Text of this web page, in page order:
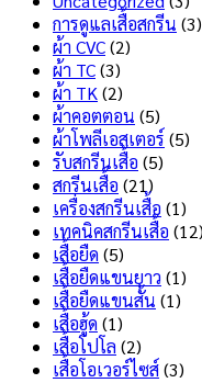
การดูแลเสื้อสกรีน (3)
ผ้า CVC(2)
ผ้า TC(3)
ผ้า TK (2)
ผ้าคอตตอน (5)
ผ้าโพลีเอสเตอร์ (5)
รับสกรีนเสื้อ (5)
สกรีนเสื้อ (21)
เครื่องสกรีนเสื้อ (1)
เทคนิคสกรีนเสื้อ (12)
เสื้อยืด (5)
เสื้อยืดแขนยาว (1)
เสื้อยืดแขนสั้น (1)
เสื้อฮู้ด (1)
เสื้อโปโล (2)
เสื้อโอเวอร์ไซส์(3)